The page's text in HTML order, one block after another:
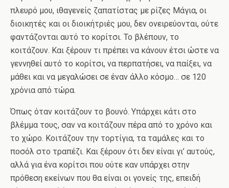
πλευρό μου, ιθαγενείς ζαπατίστας με ρίζες Μάγια, οι
διοικητές και οι διοικήτριές μου, δεν ονειρεύονται, ούτε
φαντάζονται αυτό το κορίτσι. Το βλέπουν, το
κοιτάζουν. Και ξέρουν τι πρέπει να κάνουν έτσι ώστε να
γεννηθεί αυτό το κορίτσι, να περπατήσει, να παίξει, να
μάθει και να μεγαλώσει σε έναν άλλο κόσμο… σε 120
χρόνια από τώρα.
Όπως όταν κοιτάζουν το βουνό. Υπάρχει κάτι στο
βλέμμα τους, σαν να κοιτάζουν πέρα από το χρόνο και
το χώρο. Κοιτάζουν την τορτίγια, τα ταμάλες και το
ποσόλ στο τραπέζι. Και ξέρουν ότι δεν είναι γι’ αυτούς,
αλλά για ένα κορίτσι που ούτε καν υπάρχει στην
πρόθεση εκείνων που θα είναι οι γονείς της, επειδή